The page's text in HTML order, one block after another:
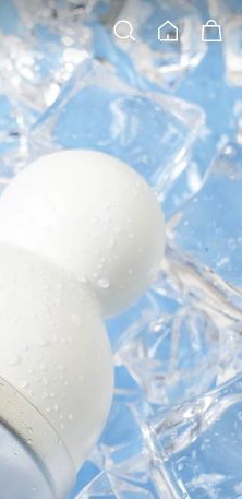
검색 홈 장바구니